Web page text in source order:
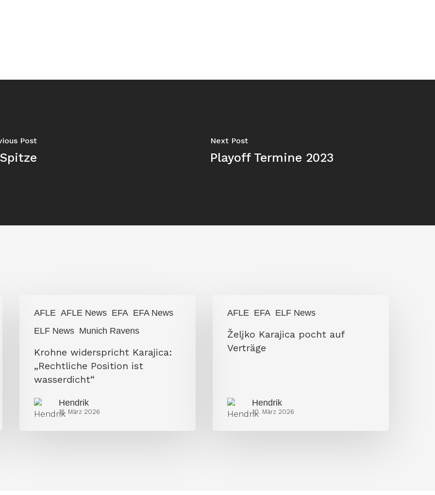
Post Next Post
Playoff Termine 2023
AFLE AFLE News EFA EFA News
ELF News Munich Ravens
widerspricht
Karajica:
„Rechtliche
Position
wasserdicht“
Krohne widerspricht Karajica:
„Rechtliche Position ist
wasserdicht“
Hendrik
13. März 2026
AFLE EFA ELF News
Karajica
pochtŽeljko Karajica pocht auf
Verträge
Hendrik
10. März 2026